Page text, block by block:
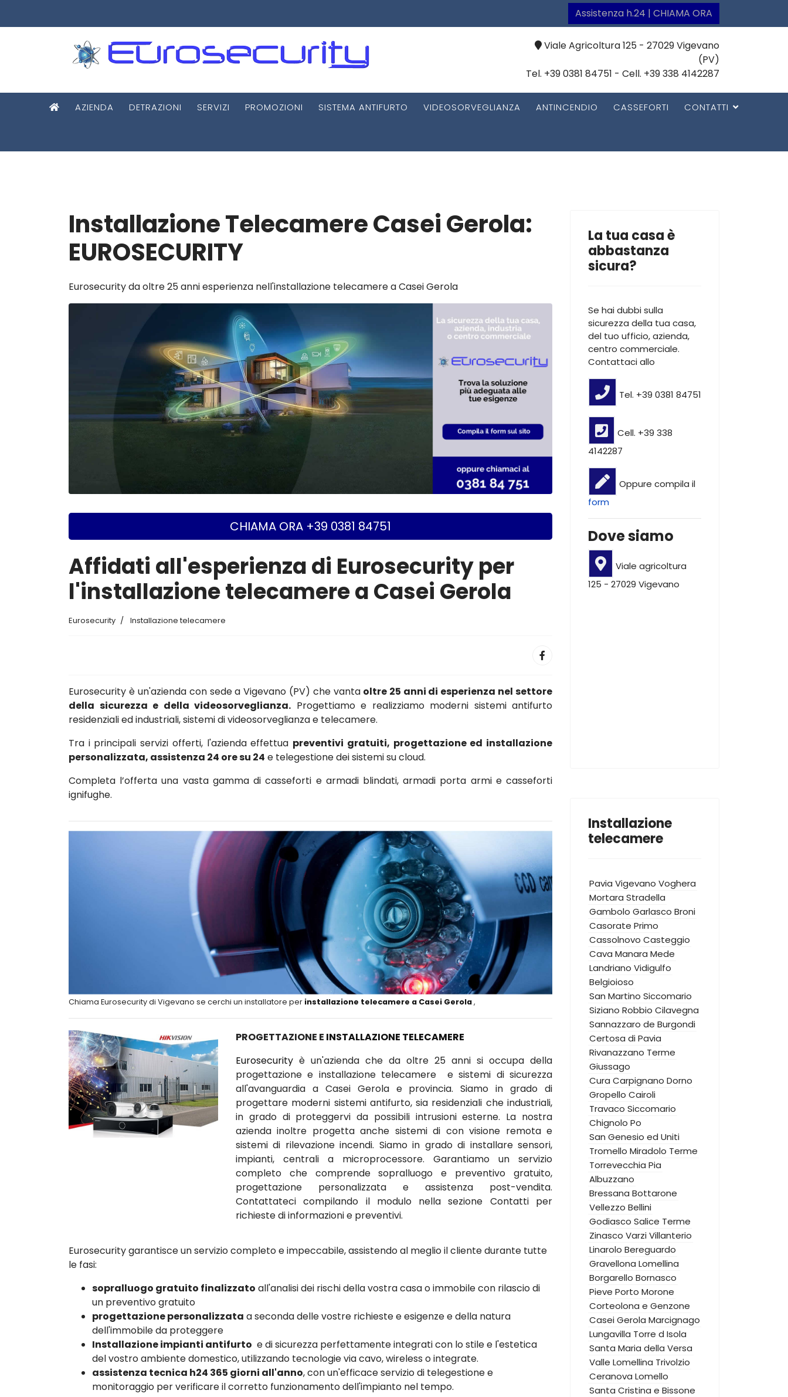
Assistenza h.24 | CHIAMA ORA
Viale Agricoltura 125 - 27029 Vigevano
(PV)
Tel. +39 0381 84751 - Cell. +39 338 4142287
AZIENDA DETRAZIONI SERVIZI PROMOZIONI SISTEMA ANTIFURTO VIDEOSORVEGLIANZA ANTINCENDIO CASSEFORTI CONTATTI
Installazione Telecamere Casei Gerola:
EUROSECURITY
Eurosecurity da oltre 25 anni esperienza nell'installazione telecamere a Casei Gerola
CHIAMA ORA +39 0381 84751
Affidati all'esperienza di Eurosecurity per
l'installazione telecamere a Casei Gerola
Eurosecurity Installazione telecamere
Eurosecurity è un'azienda con sede a Vigevano (PV) che vantaoltre 25 anni di esperienza nel settore
della sicurezza e della videosorveglianza. Progettiamo e realizziamo moderni sistemi antifurto
residenziali ed industriali, sistemi di videosorveglianza e telecamere.
Tra i principali servizi offerti, l'azienda effettua preventivi gratuiti, progettazione ed installazione
personalizzata, assistenza 24 ore su 24 e telegestione dei sistemi su cloud.
Completa l’offerta una vasta gamma di casseforti e armadi blindati, armadi porta armi e casseforti
ignifughe.
Chiama Eurosecurity di Vigevano se cerchi un installatore per installazione telecamere a Casei Gerola,
PROGETTAZIONE E INSTALLAZIONE TELECAMERE
Eurosecurity è un'azienda che da oltre 25 anni si occupa della
progettazione e installazione telecamere e sistemi di sicurezza
all'avanguardia a Casei Gerola e provincia. Siamo in grado di
progettare moderni sistemi antifurto, sia residenziali che industriali,
in grado di proteggervi da possibili intrusioni esterne. La nostra
azienda inoltre progetta anche sistemi di con visione remota e
sistemi di rilevazione incendi. Siamo in grado di installare sensori,
impianti, centrali a microprocessore. Garantiamo un servizio
completo che comprende sopralluogo e preventivo gratuito,
progettazione personalizzata e assistenza post-vendita.
Contattateci compilando il modulo nella sezione Contatti per
richieste di informazioni e preventivi.
Eurosecurity garantisce un servizio completo e impeccabile, assistendo al meglio il cliente durante tutte
le fasi:
sopralluogo gratuito finalizzato all'analisi dei rischi della vostra casa o immobile con rilascio di
un preventivo gratuito
progettazione personalizzata a seconda delle vostre richieste e esigenze e della natura
dell'immobile da proteggere
Installazione impianti antifurto e di sicurezza perfettamente integrati con lo stile e l'estetica
del vostro ambiente domestico, utilizzando tecnologie via cavo, wireless o integrate.
assistenza tecnica h24 365 giorni all'anno, con un'efficace servizio di telegestione e
monitoraggio per verificare il corretto funzionamento dell'impianto nel tempo.
La tua casa è
abbastanza
sicura?
Se hai dubbi sulla
sicurezza della tua casa,
del tuo ufficio, azienda,
centro commerciale.
Contattaci allo
Tel. +39 0381 84751
Cell. +39 338
4142287
Oppure compila il
form
Dove siamo
Viale agricoltura
125 - 27029 Vigevano
Installazione
telecamere
Pavia Vigevano Voghera
Mortara Stradella
Gambolo Garlasco Broni
Casorate Primo
Cassolnovo Casteggio
Cava Manara Mede
Landriano Vidigulfo
Belgioioso
San Martino Siccomario
Siziano Robbio Cilavegna
Sannazzaro de Burgondi
Certosa di Pavia
Rivanazzano Terme
Giussago
Cura Carpignano Dorno
Gropello Cairoli
Travaco Siccomario
Chignolo Po
San Genesio ed Uniti
Tromello Miradolo Terme
Torrevecchia Pia
Albuzzano
Bressana Bottarone
Vellezzo Bellini
Godiasco Salice Terme
Zinasco VarziVillanterio
Linarolo Bereguardo
Gravellona Lomellina
Borgarello Bornasco
Pieve Porto Morone
Corteolona e Genzone
Casei Gerola Marcignago
Lungavilla Torre d Isola
Santa Maria della Versa
Valle Lomellina Trivolzio
Ceranova Lomello
Santa Cristina e Bissone